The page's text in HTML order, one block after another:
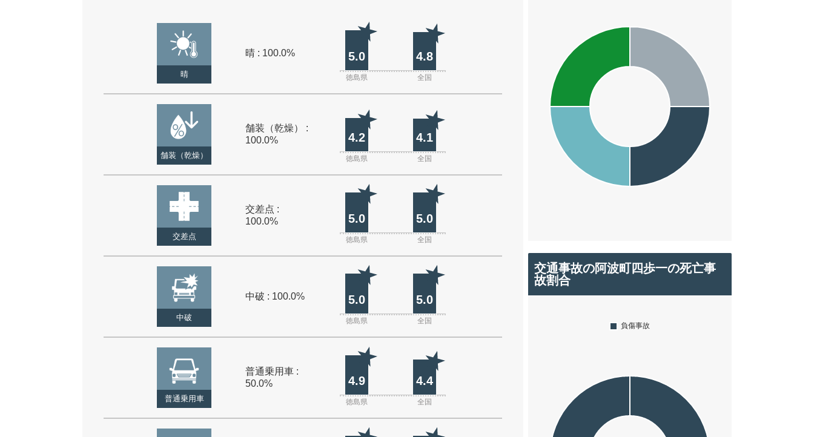
晴
晴 : 100.0% 5.0 4.8
徳島県 全国
舗装（乾燥）
舗装（乾燥） :
100.0%
4.2 4.1
徳島県 全国
交差点
交差点 :
100.0%
5.0 5.0
徳島県 全国
中破
中破 : 100.0% 5.0 5.0
徳島県 全国
普通乗用車
普通乗用車 :
50.0%
4.9 4.4
徳島県 全国
交通事故の阿波町四歩一の死亡事
故割合